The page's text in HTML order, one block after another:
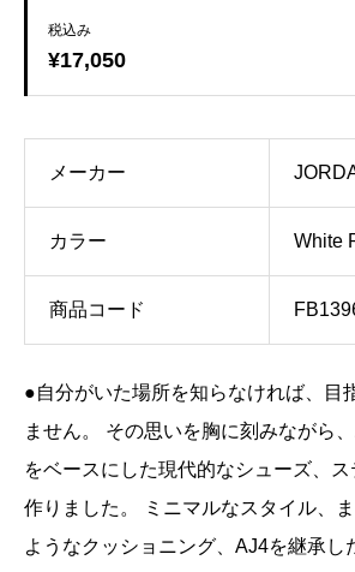
税込み
¥17,050
メーカー
カラー White
商品コード
●自分がいた場所を知らなければ、目
ません。 その思いを胸に刻みながら
をベースにした現代的なシューズ、
作りました。 ミニマルなスタイル、
ようなクッショニング、AJ4を継承し